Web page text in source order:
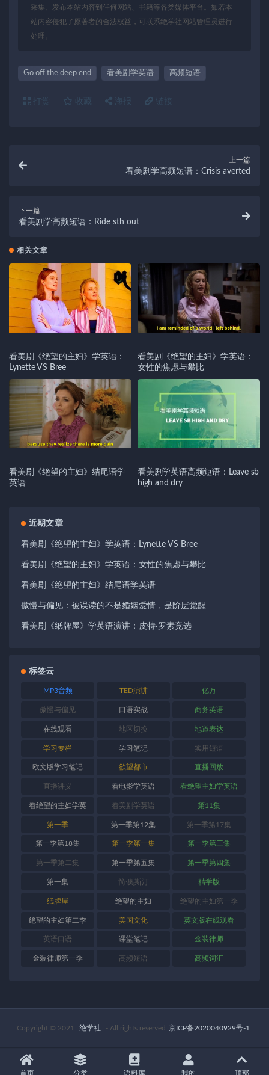
采集、发布本站内容到任何网站、书籍等各类媒体平台。如若本
站内容侵犯了原著者的合法权益，可联系绝学社网站管理员进行
处理。
Go off the deep end 看美剧学英语 高频短语
打赏 收藏 海报 链接
上一篇
看美剧学高频短语：Crisis averted
下一篇
看美剧学高频短语：Ride sth out
相关文章
看美剧《绝望的主妇》学英语：
Lynette VS Bree
看美剧《绝望的主妇》学英语：
女性的焦虑与攀比
看美剧《绝望的主妇》结尾语学
英语
看美剧学英语高频短语：Leave sb
high and dry
近期文章
看美剧《绝望的主妇》学英语：Lynette VS Bree
看美剧《绝望的主妇》学英语：女性的焦虑与攀比
看美剧《绝望的主妇》结尾语学英语
傲慢与偏见：被误读的不是婚姻爱情，是阶层觉醒
看美剧《纸牌屋》学英语演讲：皮特·罗素竞选
标签云
MP3音频 TED演讲 亿万
傲慢与偏见 口语实战 商务英语
在线观看 地区切换 地道表达
学习专栏 学习笔记 实用短语
欧文版学习笔记 欲望都市 直播回放
直播讲义 看电影学英语 看绝望主妇学英语
看绝望的主妇学英
语
看美剧学英语 第11集
第一季 第一季第12集 第一季第17集
第一季第18集 第一季第一集 第一季第三集
第一季第二集 第一季第五集 第一季第四集
第一集 简·奥斯汀 精学版
纸牌屋 绝望的主妇 绝望的主妇第一季
绝望的主妇第二季 美国文化 英文版在线观看
英语口语 课堂笔记 金装律师
金装律师第一季 高频短语 高频词汇
Copyright © 2021 绝学社 - All rights reserved 京ICP备2020040929号-1
首页 分类 语料库 我的 顶部